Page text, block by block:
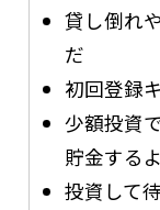
貸し倒れ
だ
初回登録
少額投資
貯金する
投資して